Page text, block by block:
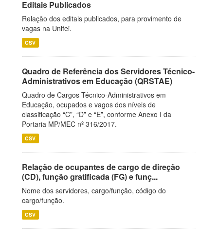
Editais Publicados
Relação dos editais publicados, para provimento de
vagas na Unifei.
CSV
Quadro de Referência dos Servidores Técnico-
Administrativos em Educação (QRSTAE)
Quadro de Cargos Técnico-Administrativos em
Educação, ocupados e vagos dos níveis de
classificação “C”, “D” e “E”, conforme Anexo I da
Portaria MP/MEC nº 316/2017.
CSV
Relação de ocupantes de cargo de direção
(CD), função gratificada (FG) e funç...
Nome dos servidores, cargo/função, código do
cargo/função.
CSV